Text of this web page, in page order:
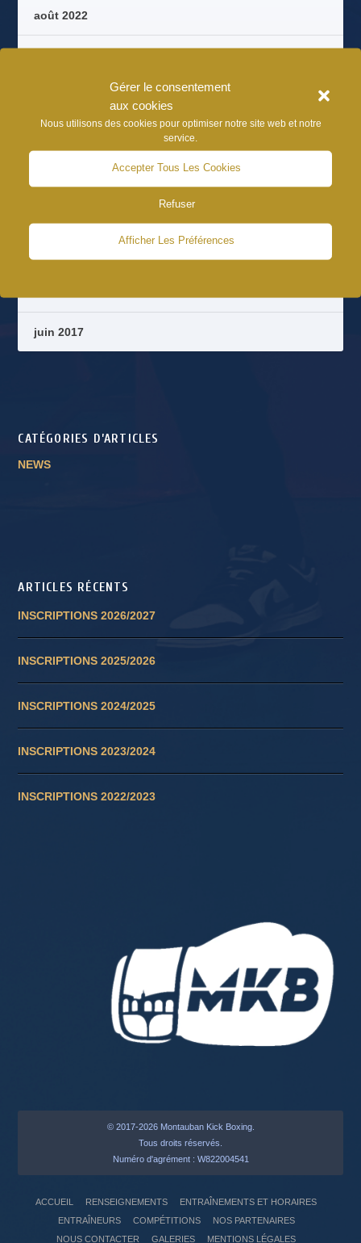
Gérer le consentement
aux cookies
Nous utilisons des cookies pour optimiser notre site web et notre
service.
Accepter Tous Les Cookies
Refuser
Afficher Les Préférences
août 2022
juin 2017
CATÉGORIES D’ARTICLES
NEWS
ARTICLES RÉCENTS
INSCRIPTIONS 2026/2027
INSCRIPTIONS 2025/2026
INSCRIPTIONS 2024/2025
INSCRIPTIONS 2023/2024
INSCRIPTIONS 2022/2023
© 2017-2026 Montauban Kick Boxing.
Tous droits réservés.
Numéro d'agrément : W822004541
ACCUEIL RENSEIGNEMENTS
ENTRAÎNEMENTS ET HORAIRES
ENTRAÎNEURS
COMPÉTITIONS
NOS PARTENAIRES
NOUS CONTACTER
GALERIES MENTIONS LÉGALES